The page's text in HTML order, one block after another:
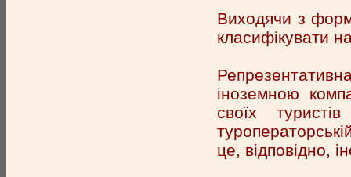
Виходячи з
класифікувати
іноземною
своїх
це, відповідно,